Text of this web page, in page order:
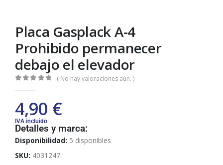
Placa Gasplack A-4
Prohibido permanecer
debajo el elevador
( No hay valoraciones aún. )
4,90 €
IVA incluido
Detalles y marca:
Disponibilidad: 5 disponibles
SKU: 4031247